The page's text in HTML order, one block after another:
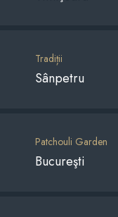
Tradiții
Sânpetru
Patchouli Garden
Bucureşti